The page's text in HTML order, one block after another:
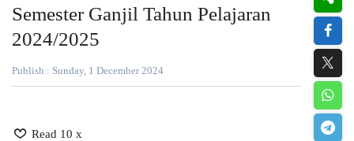
Semester Ganjil Tahun Pelajaran
2024/2025
Publish : Sunday, 1 December 2024
Read 10 x